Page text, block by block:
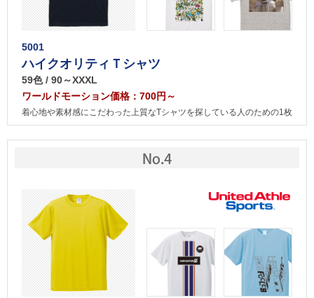
5001
ハイクオリティＴシャツ
59色 / 90～XXXL
ワールドモーション価格：700円～
着心地や素材感にこだわった上質なTシャツを探している人のための1枚